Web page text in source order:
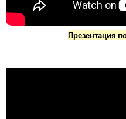
Презентация